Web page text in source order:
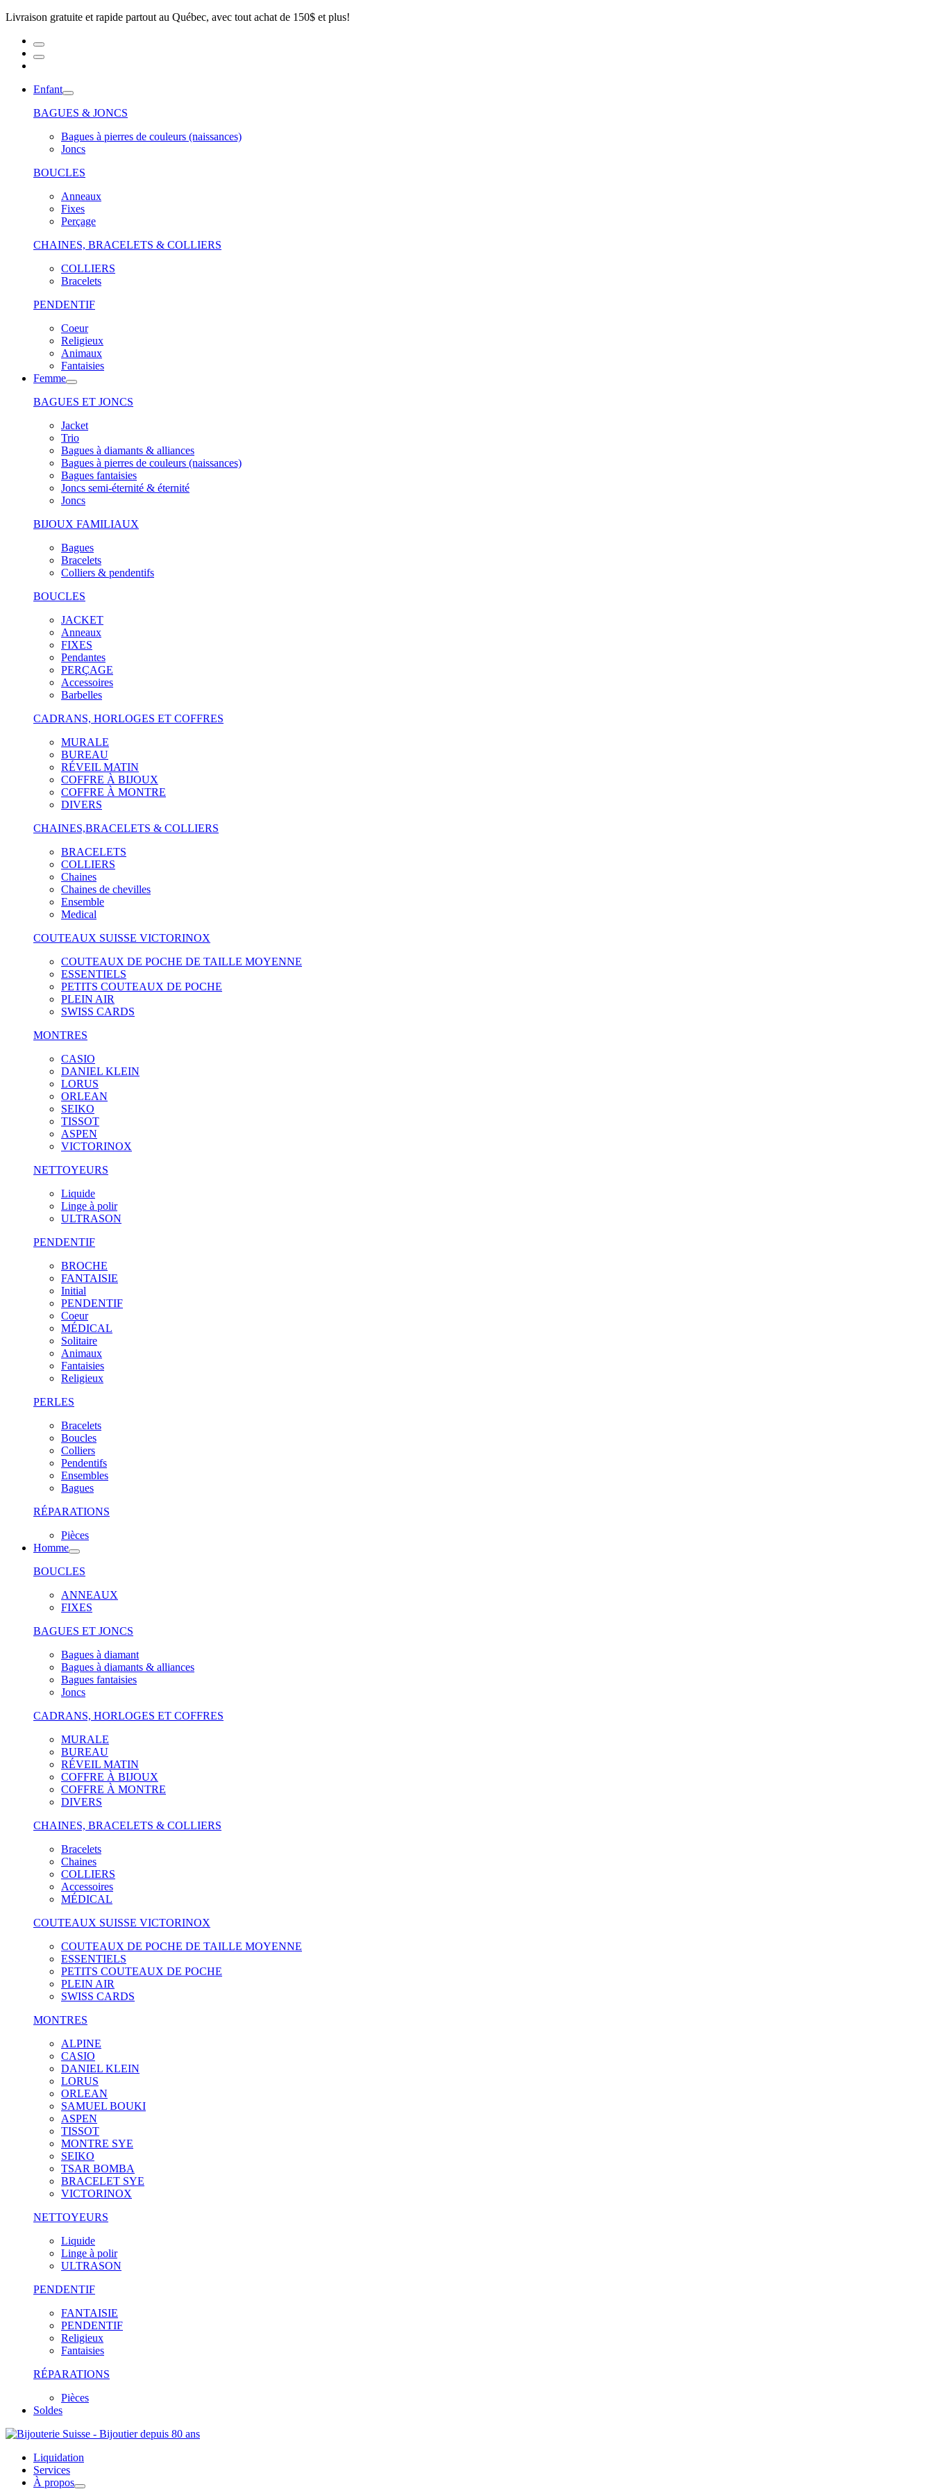
Livraison gratuite et rapide partout au Québec, avec tout achat de 150$ et plus!
Enfant
BAGUES & JONCS
Bagues à pierres de couleurs (naissances)
Joncs
BOUCLES
Anneaux
Fixes
Perçage
CHAINES, BRACELETS & COLLIERS
COLLIERS
Bracelets
PENDENTIF
Coeur
Religieux
Animaux
Fantaisies
Femme
BAGUES ET JONCS
Jacket
Trio
Bagues à diamants & alliances
Bagues à pierres de couleurs (naissances)
Bagues fantaisies
Joncs semi-éternité & éternité
Joncs
BIJOUX FAMILIAUX
Bagues
Bracelets
Colliers & pendentifs
BOUCLES
JACKET
Anneaux
FIXES
Pendantes
PERÇAGE
Accessoires
Barbelles
CADRANS, HORLOGES ET COFFRES
MURALE
BUREAU
RÉVEIL MATIN
COFFRE À BIJOUX
COFFRE À MONTRE
DIVERS
CHAINES,BRACELETS & COLLIERS
BRACELETS
COLLIERS
Chaines
Chaines de chevilles
Ensemble
Medical
COUTEAUX SUISSE VICTORINOX
COUTEAUX DE POCHE DE TAILLE MOYENNE
ESSENTIELS
PETITS COUTEAUX DE POCHE
PLEIN AIR
SWISS CARDS
MONTRES
CASIO
DANIEL KLEIN
LORUS
ORLEAN
SEIKO
TISSOT
ASPEN
VICTORINOX
NETTOYEURS
Liquide
Linge à polir
ULTRASON
PENDENTIF
BROCHE
FANTAISIE
Initial
PENDENTIF
Coeur
MÉDICAL
Solitaire
Animaux
Fantaisies
Religieux
PERLES
Bracelets
Boucles
Colliers
Pendentifs
Ensembles
Bagues
RÉPARATIONS
Pièces
Homme
BOUCLES
ANNEAUX
FIXES
BAGUES ET JONCS
Bagues à diamant
Bagues à diamants & alliances
Bagues fantaisies
Joncs
CADRANS, HORLOGES ET COFFRES
MURALE
BUREAU
RÉVEIL MATIN
COFFRE À BIJOUX
COFFRE À MONTRE
DIVERS
CHAINES, BRACELETS & COLLIERS
Bracelets
Chaines
COLLIERS
Accessoires
MÉDICAL
COUTEAUX SUISSE VICTORINOX
COUTEAUX DE POCHE DE TAILLE MOYENNE
ESSENTIELS
PETITS COUTEAUX DE POCHE
PLEIN AIR
SWISS CARDS
MONTRES
ALPINE
CASIO
DANIEL KLEIN
LORUS
ORLEAN
SAMUEL BOUKI
ASPEN
TISSOT
MONTRE SYE
SEIKO
TSAR BOMBA
BRACELET SYE
VICTORINOX
NETTOYEURS
Liquide
Linge à polir
ULTRASON
PENDENTIF
FANTAISIE
PENDENTIF
Religieux
Fantaisies
RÉPARATIONS
Pièces
Soldes
Liquidation
Services
À propos